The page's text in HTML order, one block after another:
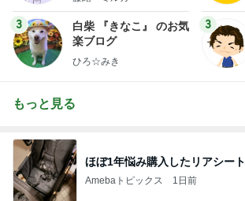
3
白柴 『きなこ』 のお気
楽ブログ
ひろ☆みき
3
もっと見る
ほぼ1年悩み購入したリアシート
Amebaトピックス 1日前